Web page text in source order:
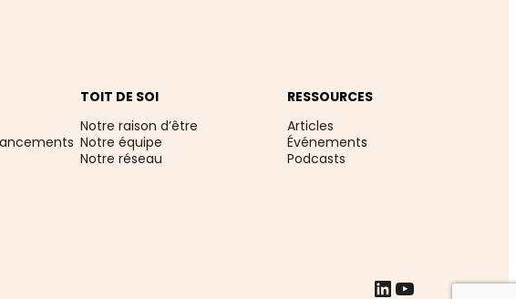
TOIT DE SOI
Notre raison d’être
Notre équipe
Notre réseau
RESSOURCES
Articles
Événements
Podcasts
LinkedIn
YouTube